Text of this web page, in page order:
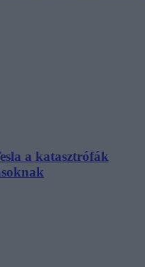
a katasztrófák